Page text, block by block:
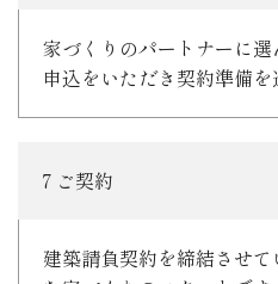
家づくりのパートナーに
申込をいただき契約準備を
7 ご契約
建築請負契約を締結させ